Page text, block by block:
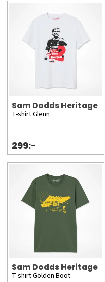
Sam Dodds Heritage
T-shirt Glenn
299:-
Sam Dodds Heritage
T-shirt Golden Boot